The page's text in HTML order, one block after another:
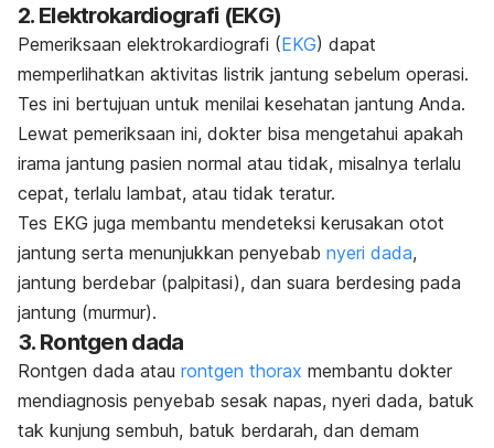
2. Elektrokardiografi (EKG)
Pemeriksaan elektrokardiografi (EKG) dapat
memperlihatkan aktivitas listrik jantung sebelum operasi.
Tes ini bertujuan untuk menilai kesehatan jantung Anda.
Lewat pemeriksaan ini, dokter bisa mengetahui apakah
irama jantung pasien normal atau tidak, misalnya terlalu
cepat, terlalu lambat, atau tidak teratur.
Tes EKG juga membantu mendeteksi kerusakan otot
jantung serta menunjukkan penyebab nyeri dada,
jantung berdebar (palpitasi), dan suara berdesing pada
jantung (murmur).
3. Rontgen dada
Rontgen dada atau rontgen thorax membantu dokter
mendiagnosis penyebab sesak napas, nyeri dada, batuk
tak kunjung sembuh, batuk berdarah, dan demam